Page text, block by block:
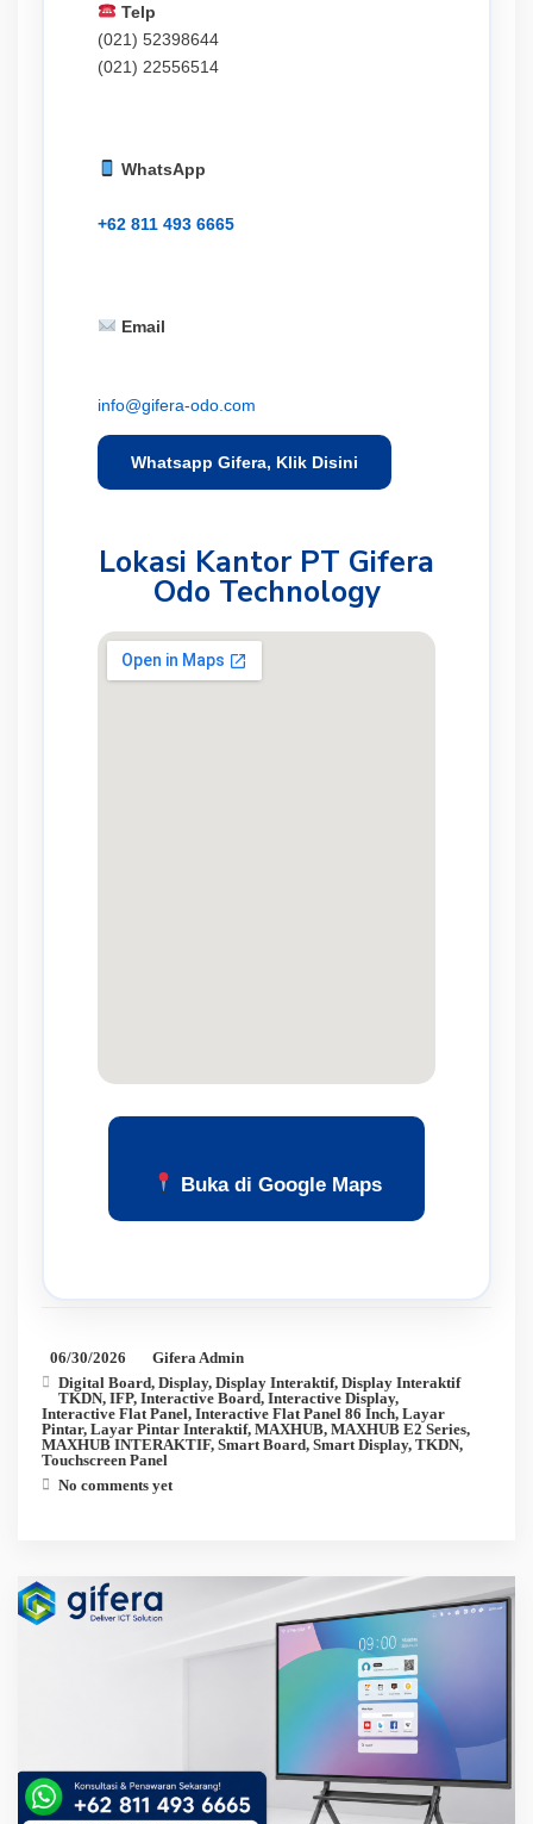
Telp
(021) 52398644
(021) 22556514
WhatsApp
+62 811 493 6665
Email
info@gifera-odo.com
Whatsapp Gifera, Klik Disini
Lokasi Kantor PT Gifera
Odo Technology
Buka di Google Maps
06/30/2026
Gifera Admin
Digital Board, Display, Display Interaktif, Display Interaktif
TKDN, IFP, Interactive Board, Interactive Display,
Interactive Flat Panel, Interactive Flat Panel 86 Inch, Layar
Pintar, Layar Pintar Interaktif, MAXHUB, MAXHUB E2 Series,
MAXHUB INTERAKTIF, Smart Board, Smart Display, TKDN,
Touchscreen Panel
No comments yet